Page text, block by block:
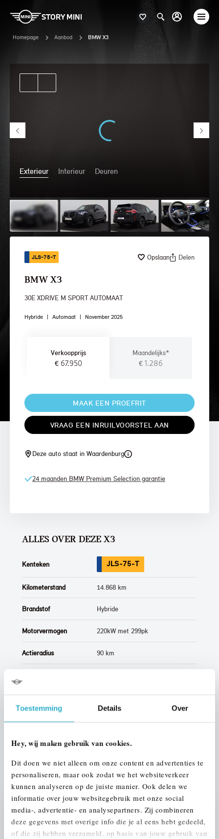
Toestemming Details Over
Hey, wij maken gebruik van cookies.
Dit doen we niet alleen om onze content en advertenties te
personaliseren, maar ook zodat we het websiteverkeer
kunnen analyseren op de juiste manier. Ook delen we
informatie over jouw websitegebruik met onze social
media-, advertentie- en analysepartners. Zij combineren
deze gegevens met overige info die je al eens hebt gedeeld,
of die zij hebben verzameld, op basis van jouw gebruik van
STORY MINI
Homepage Aanbod BMW X3
Exterieur Interieur Deuren
JLS-75-T Opslaan Delen
BMW X3
30E XDRIVE M SPORT AUTOMAAT
Hybride | Automaat | November 2025
Verkoopprijs
€ 67.950
Maandelijks*
€ 1.286
MAAK EEN PROEFRIT
VRAAG EEN INRUILVOORSTEL AAN
Deze auto staat in Waardenburg
24 maanden BMW Premium Selection garantie
Stap 1 van 3
UW AUTO INRUILEN?
ALLES OVER DEZE X3
Kenteken JLS-75-T
Kilometerstand 14.868 km
Brandstof Hybride
Motorvermogen 220kW met 299pk
Actieradius 90 km
Interieur Leder